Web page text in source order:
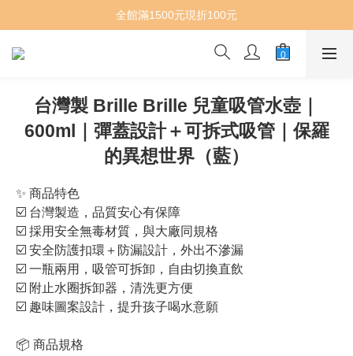
全館滿1500元現折100元
台灣製 Brille Brille 兒童吸管水壺｜
600ml｜彈蓋設計＋可拆式吸管｜保羅
的異想世界（藍）
✨ 商品特色
☑️ 台灣製造，品質安心有保障
☑️ 採用安全無毒材質，與大廠同規格
☑️ 安全防護扣環＋防漏設計，外出不滲漏
☑️ 一瓶兩用，吸管可拆卸，自由切換直飲
☑️ 附止水圈拆卸器，清洗更方便
☑️ 趣味圖案設計，提升孩子喝水意願
📦 商品規格